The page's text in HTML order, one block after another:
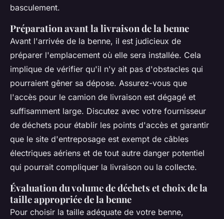
basculement.
Préparation avant la livraison de la benne
Avant l'arrivée de la benne, il est judicieux de
préparer l'emplacement où elle sera installée. Cela
implique de vérifier qu'il n'y ait pas d'obstacles qui
pourraient gêner sa dépose. Assurez-vous que
l'accès pour le camion de livraison est dégagé et
suffisamment large. Discutez avec votre fournisseur
de déchets pour établir les points d'accès et garantir
que le site d'entreposage est exempt de câbles
électriques aériens et de tout autre danger potentiel
qui pourrait compliquer la livraison ou la collecte.
Évaluation du volume de déchets et choix de la
taille appropriée de la benne
Pour choisir la taille adéquate de votre benne,